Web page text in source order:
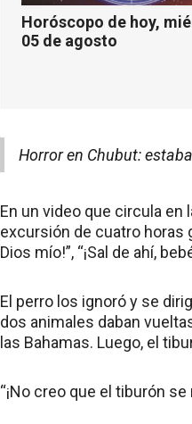
Horóscopo de hoy,
05 de agosto
Horror en Chubut:
En un video que circula
excursión de cuatro horas
Dios mío!”, “¡Sal de ahí,
El perro los ignoró y se
dos animales daban
las Bahamas. Luego, el
“¡No creo que el tiburón